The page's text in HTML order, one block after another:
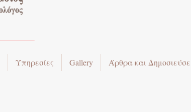
Υπηρεσίες Gallery Άρθρα και